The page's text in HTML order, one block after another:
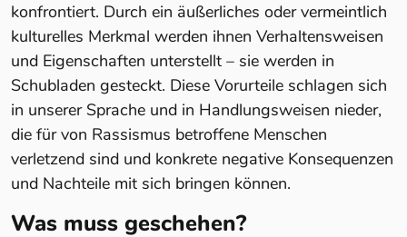
konfrontiert. Durch ein äußerliches oder vermeintlich
kulturelles Merkmal werden ihnen Verhaltensweisen
und Eigenschaften unterstellt – sie werden in
Schubladen gesteckt. Diese Vorurteile schlagen sich
in unserer Sprache und in Handlungsweisen nieder,
die für von Rassismus betroffene Menschen
verletzend sind und konkrete negative Konsequenzen
und Nachteile mit sich bringen können.
Was muss geschehen?